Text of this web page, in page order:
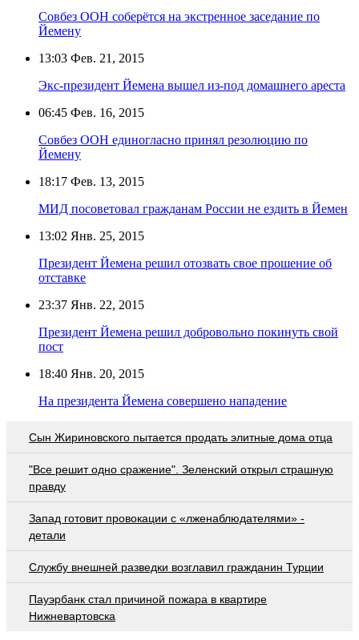
Совбез ООН соберётся на экстренное заседание по
Йемену
13:03 Фев. 21, 2015
Экс-президент Йемена вышел из-под домашнего ареста
06:45 Фев. 16, 2015
Совбез ООН единогласно принял резолюцию по
Йемену
18:17 Фев. 13, 2015
МИД посоветовал гражданам России не ездить в Йемен
13:02 Янв. 25, 2015
Президент Йемена решил отозвать свое прошение об
отставке
23:37 Янв. 22, 2015
Президент Йемена решил добровольно покинуть свой
пост
18:40 Янв. 20, 2015
На президента Йемена совершено нападение
Сын Жириновского пытается продать элитные дома отца
"Все решит одно сражение". Зеленский открыл страшную
правду
Запад готовит провокации с «лженаблюдателями» -
детали
Службу внешней разведки возглавил гражданин Турции
Пауэрбанк стал причиной пожара в квартире
Нижневартовска